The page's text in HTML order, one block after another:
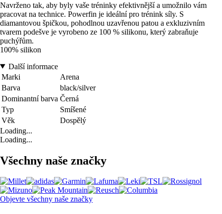
Navrženo tak, aby byly vaše tréninky efektivnější a umožnilo vám
pracovat na technice. Powerfin je ideální pro trénink síly. S
diamantovou špičkou, pohodlnou uzavřenou patou a exkluzivním
tvarem podešve je vyrobeno ze 100 % silikonu, který zabraňuje
puchýřům.
100% silikon
Další informace
Marki
Arena
Barva
black/silver
Dominantní barva Černá
Typ
Smíšené
Věk
Dospělý
Loading...
Loading...
Všechny naše značky
Objevte všechny naše značky